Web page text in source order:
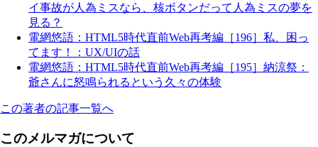
イ事故が人為ミスなら、核ボタンだって人為ミスの夢を
見る？
電網悠語：HTML5時代直前Web再考編［196］私、困っ
てます！：UX/UIの話
電網悠語：HTML5時代直前Web再考編［195］納涼祭：
爺さんに怒鳴られるという久々の体験
この著者の記事一覧へ
このメルマガについて